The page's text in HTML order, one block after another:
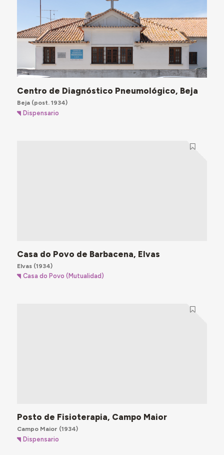
Centro de Diagnóstico Pneumológico, Beja
Beja(post. 1934)
Dispensario
Casa do Povo de Barbacena, Elvas
Elvas(1934)
Casa do Povo (Mutualidad)
Posto de Fisioterapia, Campo Maior
Campo Maior (1934)
Dispensario